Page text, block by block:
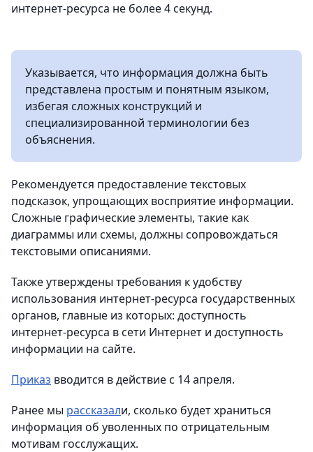
интернет-ресурса не более 4 секунд.
Указывается, что информация должна быть
представлена простым и понятным языком,
избегая сложных конструкций и
специализированной терминологии без
объяснения.
Рекомендуется предоставление текстовых
подсказок, упрощающих восприятие информации.
Сложные графические элементы, такие как
диаграммы или схемы, должны сопровождаться
текстовыми описаниями.
Также утверждены требования к удобству
использования интернет-ресурса государственных
органов, главные из которых: доступность
интернет-ресурса в сети Интернет и доступность
информации на сайте.
Приказ вводится в действие с 14 апреля.
Ранее мы рассказали, сколько будет храниться
информация об уволенных по отрицательным
мотивам госслужащих.